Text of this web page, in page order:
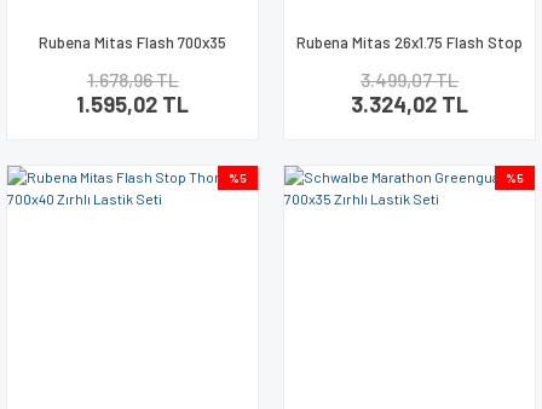
Rubena Mitas Flash 700x35
1.678,96 TL
1.595,02 TL
Rubena Mitas 26x1.75 Flash Stop
3.499,07 TL
3.324,02 TL
%5 %5